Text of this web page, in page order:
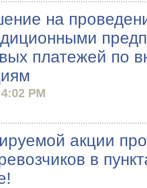
на
платежей по
PM
акции
в